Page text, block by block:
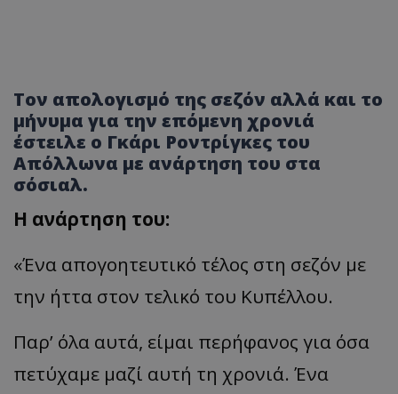
Τον απολογισμό της σεζόν αλλά και το
μήνυμα για την επόμενη χρονιά
έστειλε ο Γκάρι Ροντρίγκες του
Απόλλωνα με ανάρτηση του στα
σόσιαλ.
H ανάρτηση του:
«Ένα απογοητευτικό τέλος στη σεζόν με
την ήττα στον τελικό του Κυπέλλου.
Παρ’ όλα αυτά, είμαι περήφανος για όσα
πετύχαμε μαζί αυτή τη χρονιά. Ένα